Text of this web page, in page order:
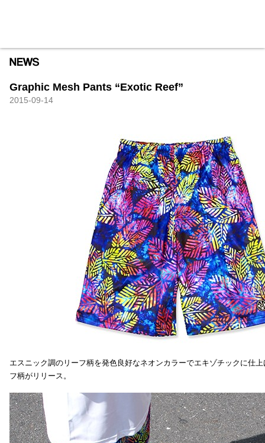
Graphic Mesh Pants “Exotic Reef”
2015-09-14
エスニック調のリーフ柄を発色良好なネオンカラーでエキゾチックに仕
フ柄がリリース。